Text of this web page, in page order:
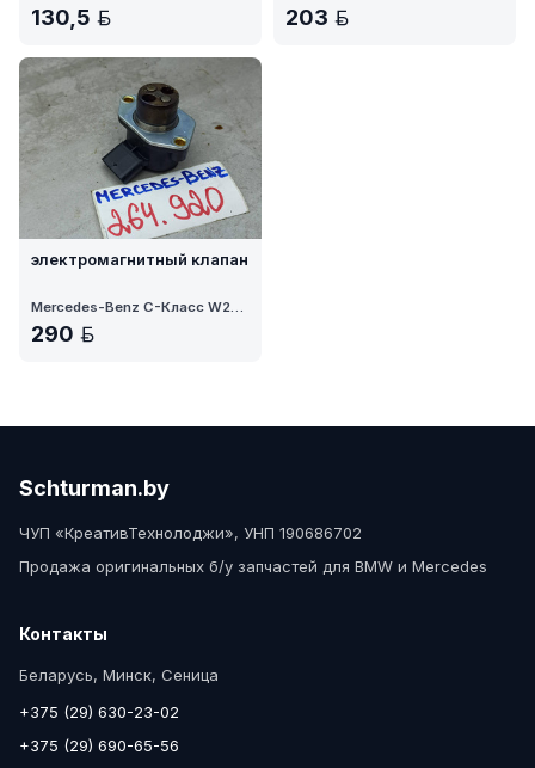
130,5 203
электромагнитный клапан
Mercedes-Benz C-Класс W205 рест. 2021
290
Schturman.by
ЧУП «КреативТехнолоджи», УНП 190686702
Продажа оригинальных б/у запчастей для BMW и Mercedes
Контакты
Беларусь, Минск, Сеница
+375 (29) 630-23-02
+375 (29) 690-65-56